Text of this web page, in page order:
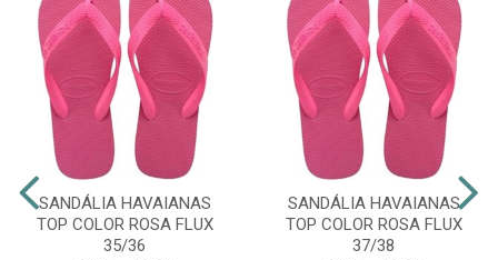
SANDÁLIA HAVAIANAS
TOP COLOR ROSA FLUX
35/36
SANDÁLIA HAVAIANAS
TOP COLOR ROSA FLUX
37/38